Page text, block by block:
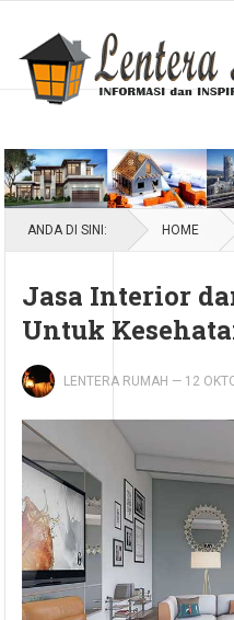
ANDA DI SINI: HOME
Jasa Interior
Untuk
LENTERA RUMAH — 12